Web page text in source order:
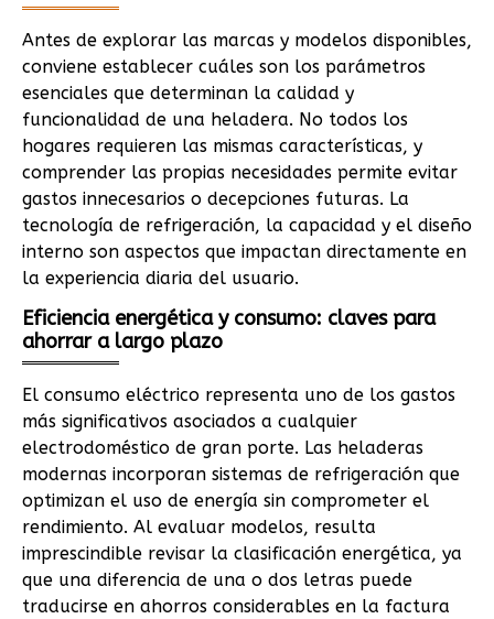
Antes de explorar las marcas y modelos disponibles,
conviene establecer cuáles son los parámetros
esenciales que determinan la calidad y
funcionalidad de una heladera. No todos los
hogares requieren las mismas características, y
comprender las propias necesidades permite evitar
gastos innecesarios o decepciones futuras. La
tecnología de refrigeración, la capacidad y el diseño
interno son aspectos que impactan directamente en
la experiencia diaria del usuario.
Eficiencia energética y consumo: claves para
ahorrar a largo plazo
El consumo eléctrico representa uno de los gastos
más significativos asociados a cualquier
electrodoméstico de gran porte. Las heladeras
modernas incorporan sistemas de refrigeración que
optimizan el uso de energía sin comprometer el
rendimiento. Al evaluar modelos, resulta
imprescindible revisar la clasificación energética, ya
que una diferencia de una o dos letras puede
traducirse en ahorros considerables en la factura